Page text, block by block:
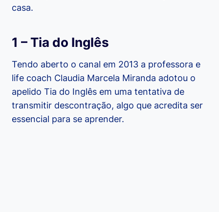
casa.
1 – Tia do Inglês
Tendo aberto o canal em 2013 a professora e
life coach Claudia Marcela Miranda adotou o
apelido Tia do Inglês em uma tentativa de
transmitir descontração, algo que acredita ser
essencial para se aprender.